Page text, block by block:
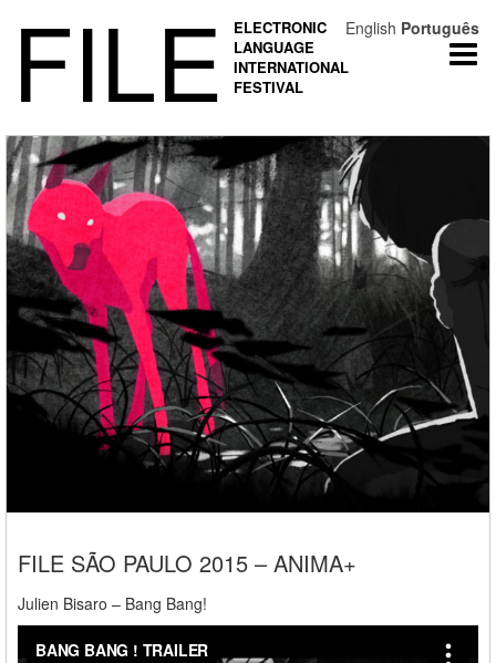
FILE
ELECTRONIC
LANGUAGE
INTERNATIONAL
FESTIVAL
FILE SÃO PAULO 2015 – ANIMA+
Julien Bisaro – Bang Bang!
English Português